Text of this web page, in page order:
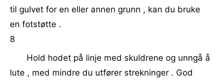
til gulvet for en eller annen grunn , kan du bruke
en fotstøtte .
8
Hold hodet på linje med skuldrene og unngå å
lute , med mindre du utfører strekninger . God